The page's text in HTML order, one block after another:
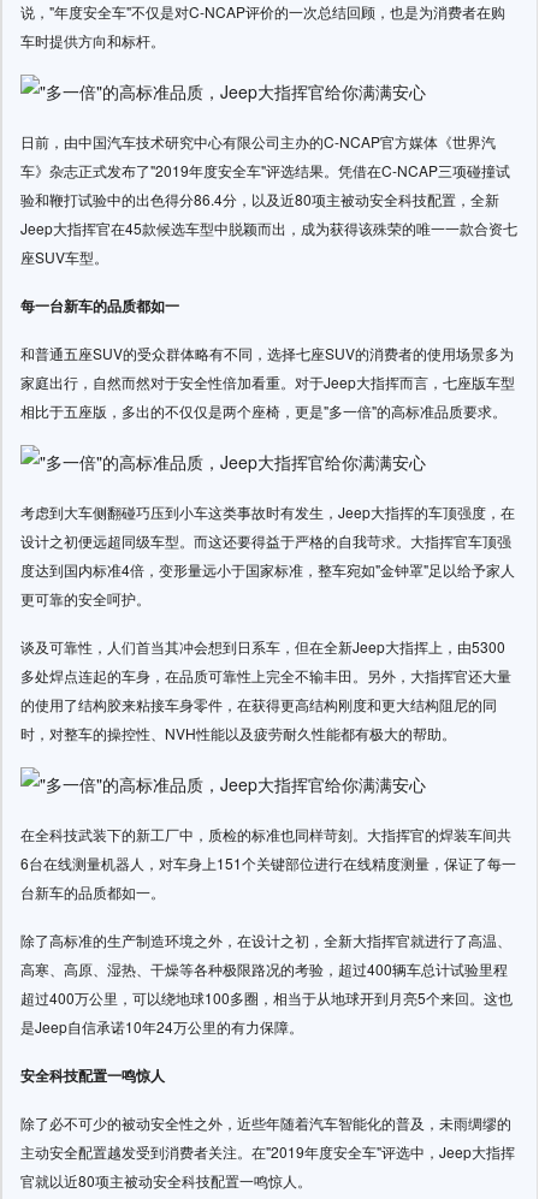
说，"年度安全车"不仅是对C-NCAP评价的一次总结回顾，也是为消费者在购
车时提供方向和标杆。
日前，由中国汽车技术研究中心有限公司主办的C-NCAP官方媒体《世界汽
车》杂志正式发布了"2019年度安全车"评选结果。凭借在C-NCAP三项碰撞试
验和鞭打试验中的出色得分86.4分，以及近80项主被动安全科技配置，全新
Jeep大指挥官在45款候选车型中脱颖而出，成为获得该殊荣的唯一一款合资七
座SUV车型。
每一台新车的品质都如一
和普通五座SUV的受众群体略有不同，选择七座SUV的消费者的使用场景多为
家庭出行，自然而然对于安全性倍加看重。对于Jeep大指挥而言，七座版车型
相比于五座版，多出的不仅仅是两个座椅，更是"多一倍"的高标准品质要求。
考虑到大车侧翻碰巧压到小车这类事故时有发生，Jeep大指挥的车顶强度，在
设计之初便远超同级车型。而这还要得益于严格的自我苛求。大指挥官车顶强
度达到国内标准4倍，变形量远小于国家标准，整车宛如"金钟罩"足以给予家人
更可靠的安全呵护。
谈及可靠性，人们首当其冲会想到日系车，但在全新Jeep大指挥上，由5300
多处焊点连起的车身，在品质可靠性上完全不输丰田。另外，大指挥官还大量
的使用了结构胶来粘接车身零件，在获得更高结构刚度和更大结构阻尼的同
时，对整车的操控性、NVH性能以及疲劳耐久性能都有极大的帮助。
在全科技武装下的新工厂中，质检的标准也同样苛刻。大指挥官的焊装车间共
6台在线测量机器人，对车身上151个关键部位进行在线精度测量，保证了每一
台新车的品质都如一。
除了高标准的生产制造环境之外，在设计之初，全新大指挥官就进行了高温、
高寒、高原、湿热、干燥等各种极限路况的考验，超过400辆车总计试验里程
超过400万公里，可以绕地球100多圈，相当于从地球开到月亮5个来回。这也
是Jeep自信承诺10年24万公里的有力保障。
安全科技配置一鸣惊人
除了必不可少的被动安全性之外，近些年随着汽车智能化的普及，未雨绸缪的
主动安全配置越发受到消费者关注。在"2019年度安全车"评选中，Jeep大指挥
官就以近80项主被动安全科技配置一鸣惊人。